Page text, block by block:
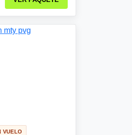
VUELO